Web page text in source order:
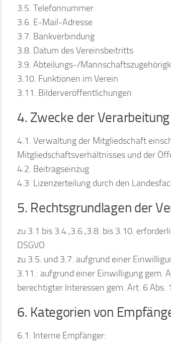
3.5. Telefonnummer
3.6. E-Mail-Adresse
3.7. Bankverbindung
3.8. Datum des Vereinsbeitritts
3.9. Abteilungs-/
3.10. Funktionen im Verein
3.11. Bilderveröffentlichungen
4. Zwecke der Verarbeitung
4.1. Verwaltung der Mitgliedschaft
Mitgliedschaftsverhältnisses und der
4.2. Beitragseinzug
4.3. Lizenzerteilung durch den
5. Rechtsgrundlagen der
zu 3.1 bis 3.4.,3.6.,3.8. bis 3.10.
DSGVO
zu 3.5. und 3.7. aufgrund einer
3.11.: aufgrund einer Einwilligung gem.
berechtigter Interessen gem. Art. 6 Abs.
6. Kategorien von
6.1. Interne Empfänger: